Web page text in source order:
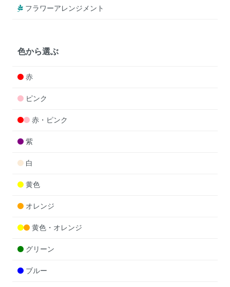
フラワーアレンジメント
色から選ぶ
赤
ピンク
赤・ピンク
紫
白
黄色
オレンジ
黄色・オレンジ
グリーン
ブルー